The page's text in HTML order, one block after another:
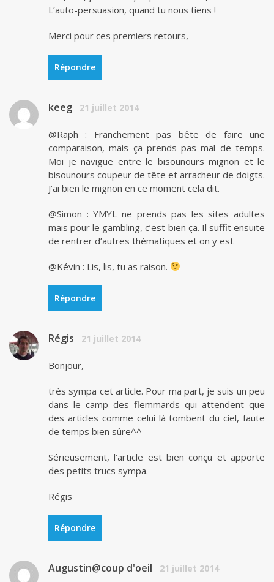
L’auto-persuasion, quand tu nous tiens !
Merci pour ces premiers retours,
Répondre
keeg 21 juillet 2014
@Raph : Franchement pas bête de faire une
comparaison, mais ça prends pas mal de temps.
Moi je navigue entre le bisounours mignon et le
bisounours coupeur de tête et arracheur de doigts.
J’ai bien le mignon en ce moment cela dit.
@Simon : YMYL ne prends pas les sites adultes
mais pour le gambling, c’est bien ça. Il suffit ensuite
de rentrer d’autres thématiques et on y est
@Kévin : Lis, lis, tu as raison.
Répondre
Régis 21 juillet 2014
Bonjour,
très sympa cet article. Pour ma part, je suis un peu
dans le camp des flemmards qui attendent que
des articles comme celui là tombent du ciel, faute
de temps bien sûre^^
Sérieusement, l’article est bien conçu et apporte
des petits trucs sympa.
Régis
Répondre
Augustin@coup d'oeil 21 juillet 2014